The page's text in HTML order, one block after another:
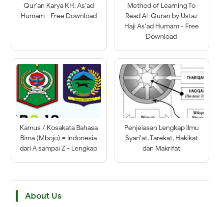
Qur’an Karya KH. As’ad
Humam - Free Download
Method of Learning To
Read Al-Quran by Ustaz
Haji As'ad Humam - Free
Download
Kamus / Kosakata Bahasa
Bima (Mbojo) = Indonesia
dari A sampai Z - Lengkap
Penjelasan Lengkap Ilmu
Syari'at, Tarekat, Hakikat
dan Makrifat
About Us